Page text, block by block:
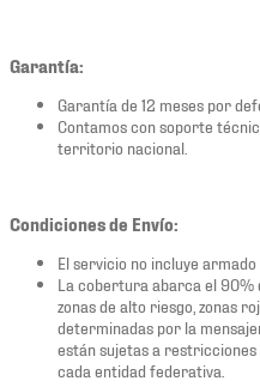
Garantía:
Garantía de 12 meses por
Contamos con soporte
territorio nacional.
Condiciones de Envío:
El servicio no incluye
La cobertura abarca el 90%
zonas de alto riesgo, zonas
determinadas por la
están sujetas a
cada entidad federativa.